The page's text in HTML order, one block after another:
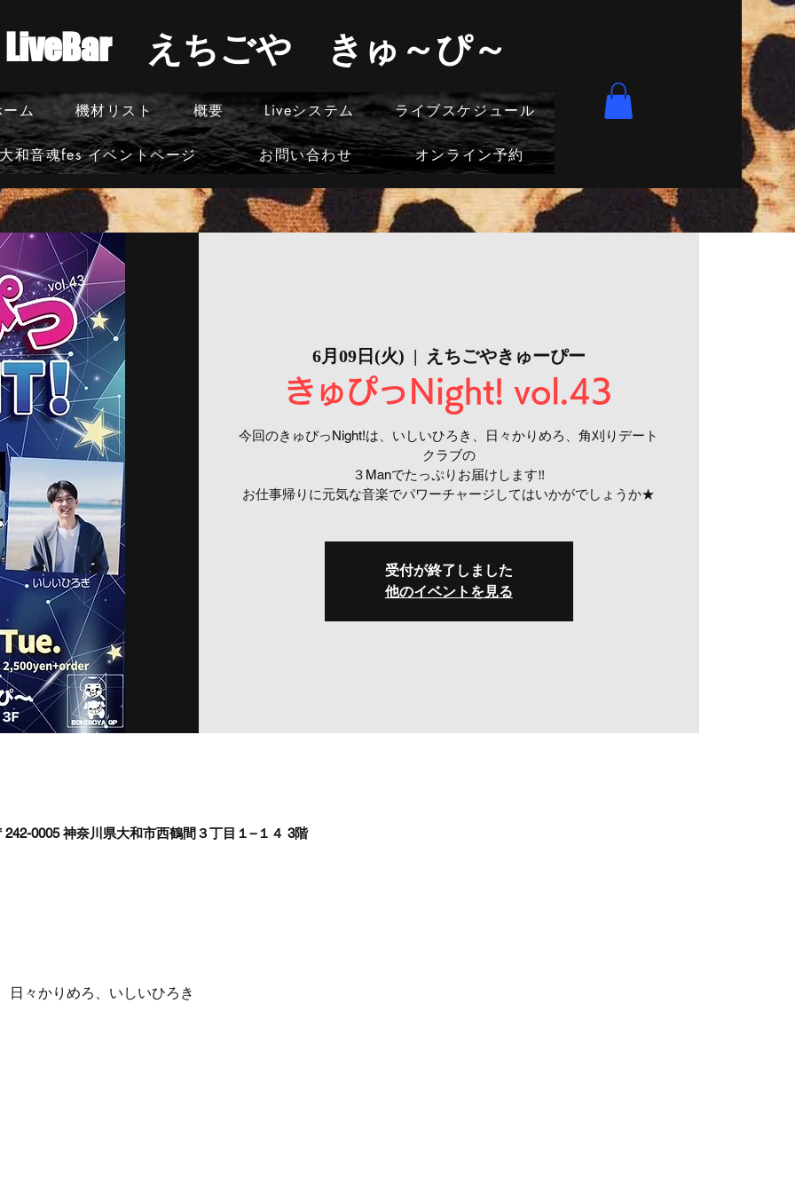
​LiveBar えちごや きゅ～ぴ～
ム 機材リスト 概要 Liveシステム ライブスケジュール
大和音魂fes イベントページ お問い合わせ オンライン予約
6月09日(火)
  |
えちごやきゅーぴー
きゅぴっNight! vol.43
今回のきゅぴっNight!は、いしいひろき、日々かりめろ、角刈りデート
クラブの
３Manでたっぷりお届けします‼
お仕事帰りに元気な音楽でパワーチャージしてはいかがでしょうか★
受付が終了しました
他のイベントを見る
0005 神奈川県大和市西鶴間３丁目１−１４ 3階
日々かりめろ、いしいひろき